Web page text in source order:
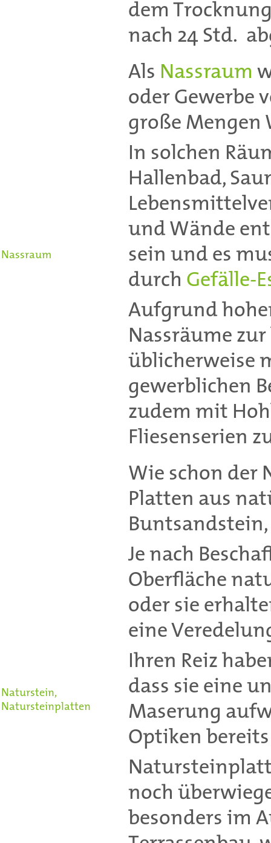
dem
nach 24 Std.
Nassraum
Als Nassraum
oder Gewerbe
große Mengen
In solchen
Hallenbad,
und Wände
sein und es
durch Gefälle-
Aufgrund
Nassräume
üblicherweise
gewerblichen
zudem mit
Fliesenserien
Naturstein,
Natursteinplatten
Wie schon der
Platten aus
Je nach
Oberfläche
oder sie
eine
Ihren Reiz
dass sie eine
Maserung
Optiken
noch
besonders im